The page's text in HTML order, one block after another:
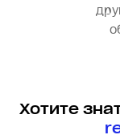
Хотите